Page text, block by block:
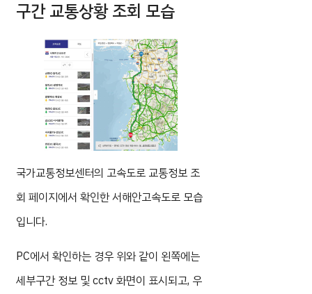
구간 교통상황 조회 모습
국가교통정보센터의 고속도로 교통정보 조
회 페이지에서 확인한 서해안고속도로 모습
입니다.
PC에서 확인하는 경우 위와 같이 왼쪽에는
세부구간 정보 및 cctv 화면이 표시되고, 우